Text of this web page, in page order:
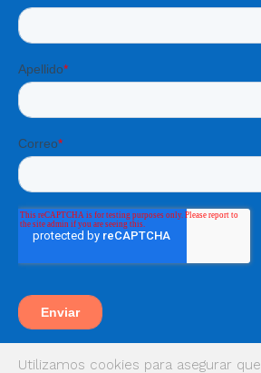
Utilizamos cookies para asegurar que